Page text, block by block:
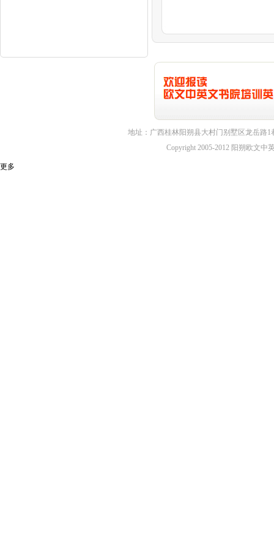
地址：广西桂林阳朔县大村门别墅区龙岳路1
Copyright 2005-2012 阳朔欧文
更多